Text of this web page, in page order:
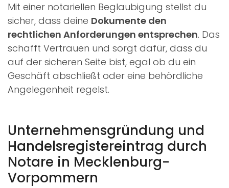
Mit einer notariellen Beglaubigung stellst du
sicher, dass deine Dokumente den
rechtlichen Anforderungen entsprechen. Das
schafft Vertrauen und sorgt dafür, dass du
auf der sicheren Seite bist, egal ob du ein
Geschäft abschließt oder eine behördliche
Angelegenheit regelst.
Unternehmensgründung und
Handelsregistereintrag durch
Notare in Mecklenburg-
Vorpommern